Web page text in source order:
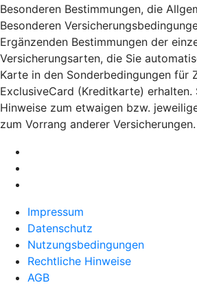
Besonderen Bestimmungen, die
Besonderen
Ergänzenden Bestimmungen der
Versicherungsarten, die Sie
Karte in den Sonderbedingungen für
ExclusiveCard (Kreditkarte) erhalten.
Hinweise zum etwaigen bzw.
zum Vorrang anderer Versicherungen.
Impressum
Datenschutz
Nutzungsbedingungen
Rechtliche Hinweise
AGB